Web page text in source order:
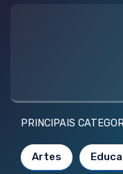
PRINCIPAIS
Artes